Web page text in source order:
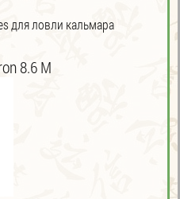
для ловли кальмара
8.6 M